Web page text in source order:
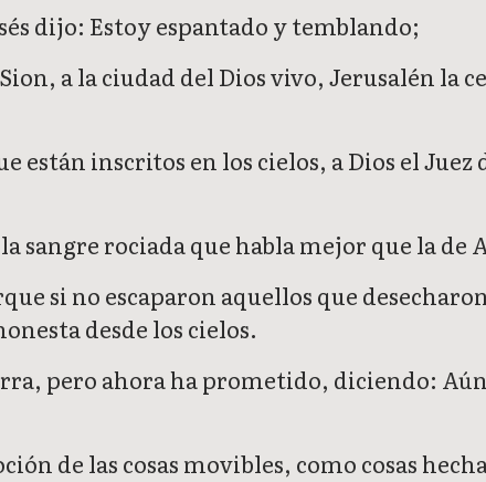
dijo: Estoy espantado y temblando;
a la ciudad del Dios vivo, Jerusalén la
están inscritos en los cielos, a Dios el
sangre rociada que habla mejor que la de
si no escaparon aquellos que
desde los cielos.
pero ahora ha prometido, diciendo:
de las cosas movibles, como cosas